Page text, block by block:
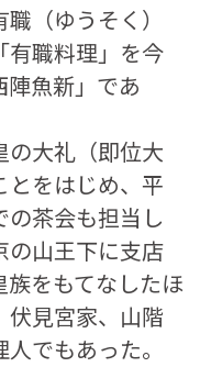
（ゆうそく）
有職料理」を今
魚新」であ
の大礼（即位大
とをはじめ、平
茶会も担当し
の山王下に支店
をもてなしたほ
伏見宮家、山階
でもあった。